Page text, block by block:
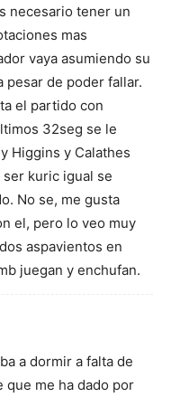
necesario tener un
mas
vaya asumiendo su
pesar de poder fallar.
el partido con
32seg se le
Higgins y Calathes
kuric igual se
No se, me gusta
el, pero lo veo muy
aspavientos en
juegan y enchufan.
a dormir a falta de
me ha dado por